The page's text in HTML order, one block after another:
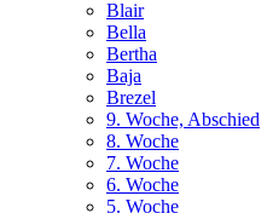
Blair
Bella
Bertha
Baja
Brezel
9. Woche, Abschied
8. Woche
7. Woche
6. Woche
5. Woche